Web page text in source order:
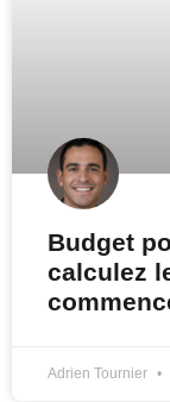
Budget
calculez
Adrien Tournier